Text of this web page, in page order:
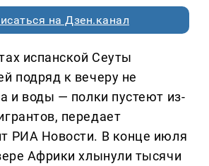
на Дзен.канал
испанской Сеуты
подряд к вечеру не
и воды — полки пустеют из-
передает
РИА Новости. В конце июля
Африки хлынули тысячи